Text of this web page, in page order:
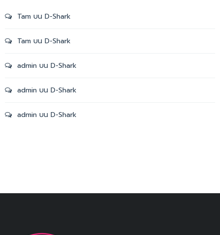
Tam บน D-Shark
Tam บน D-Shark
admin บน D-Shark
admin บน D-Shark
admin บน D-Shark